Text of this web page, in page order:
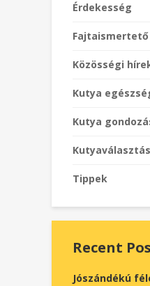
Érdekesség
Fajtaismertető
Közösségi
Kutya
Kutya
Kutyaválasztás
Tippek
Recent
Jószándékú